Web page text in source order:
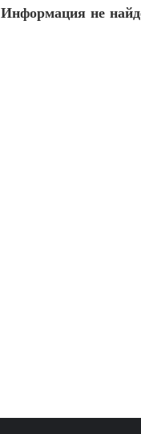
Информация не